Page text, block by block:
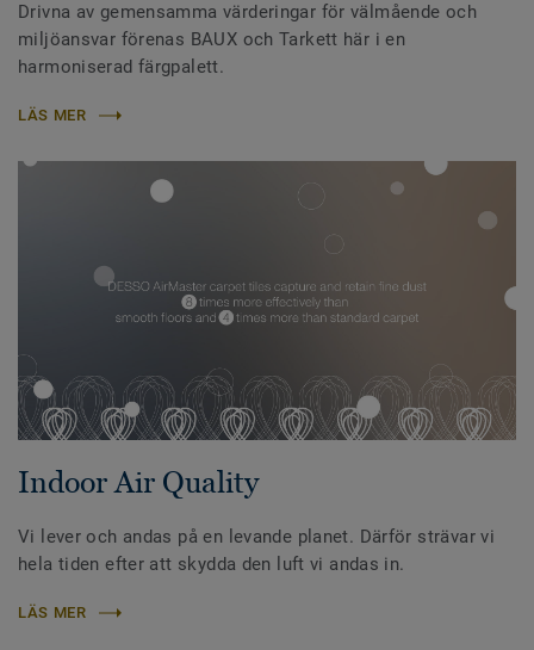
Drivna av gemensamma värderingar för välmående och
miljöansvar förenas BAUX och Tarkett här i en
harmoniserad färgpalett.
LÄS MER
Indoor Air Quality
Vi lever och andas på en levande planet. Därför strävar vi
hela tiden efter att skydda den luft vi andas in.
LÄS MER